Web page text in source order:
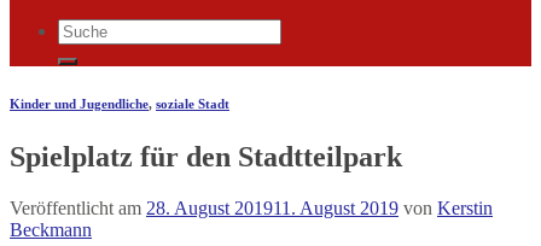
Kinder und Jugendliche, soziale Stadt
Spielplatz für den Stadtteilpark
Veröffentlicht am 28. August 201911. August 2019 von Kerstin
Beckmann